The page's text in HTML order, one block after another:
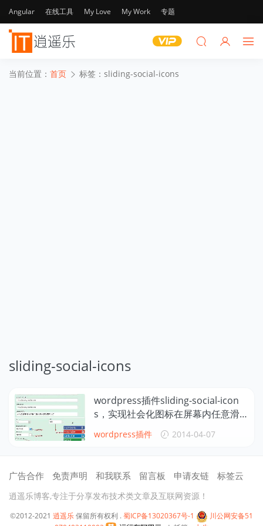
Angular 在线工具 My Love My Work 专题
当前位置： 首页 标签：sliding-social-icons
sliding-social-icons
wordpress插件sliding-social-icon
s，实现社会化图标在屏幕内任意滑
wordpress插件 2014-04-07
广告合作 免责声明 和我联系 留言板 申请友链 标签云
逍遥乐博客,专注于分享发布技术类文章及互联网资源！
©2012-2021 逍遥乐保留所有权利 . 蜀ICP备13020367号-1
川公网安备51